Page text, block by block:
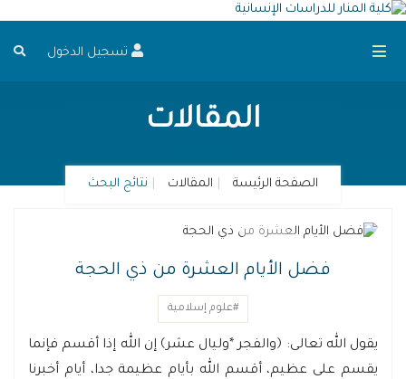
تسجيل الدخول
المقالات
الصفحة الرئيسة المقالات نتائج البحث
فضل الأيام العشرة من ذي الحجة
#علوم إسلامية
يقول الله تعالى: ﴿والفجر *وليال عشر﴾ إن الله إذا أقسم فإنما
يقسم على عظيم، أقسم الله بأيام عظيمة جدا، أيام أخبرنا